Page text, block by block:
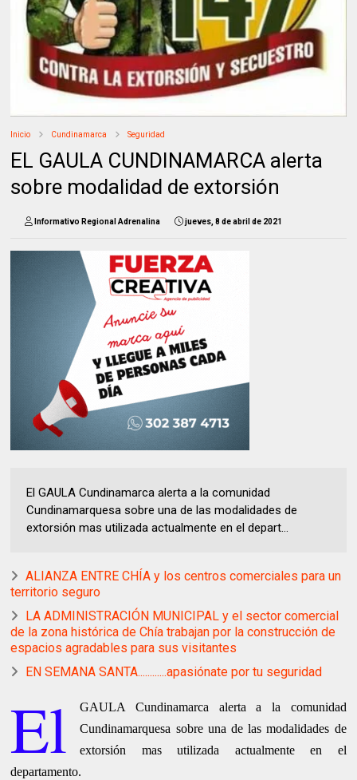
Inicio Cundinamarca Seguridad
EL GAULA CUNDINAMARCA alerta
sobre modalidad de extorsión
Informativo Regional Adrenalina jueves, 8 de abril de 2021
El GAULA Cundinamarca alerta a la comunidad
Cundinamarquesa sobre una de las modalidades de
extorsión mas utilizada actualmente en el depart...
ALIANZA ENTRE CHÍA y los centros comerciales para un
territorio seguro
LA ADMINISTRACIÓN MUNICIPAL y el sector comercial
de la zona histórica de Chía trabajan por la construcción de
espacios agradables para sus visitantes
EN SEMANA SANTA............apasiónate por tu seguridad
El
GAULA Cundinamarca alerta a la comunidad
Cundinamarquesa sobre una de las modalidades de
extorsión mas utilizada actualmente en el
departamento.